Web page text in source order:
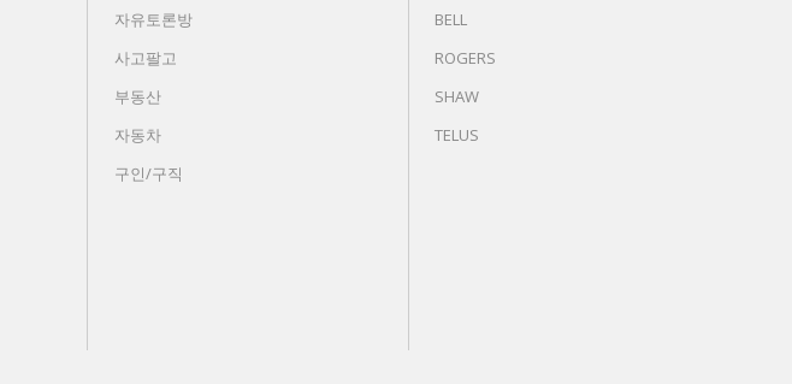
자유토론방
사고팔고
부동산
자동차
구인/구직
BELL
ROGERS
SHAW
TELUS